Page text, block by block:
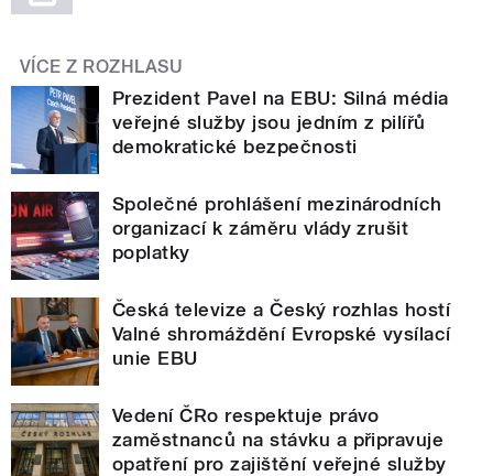
VÍCE Z ROZHLASU
Prezident Pavel na EBU: Silná média
veřejné služby jsou jedním z pilířů
demokratické bezpečnosti
Společné prohlášení mezinárodních
organizací k záměru vlády zrušit
poplatky
Česká televize a Český rozhlas hostí
Valné shromáždění Evropské vysílací
unie EBU
Vedení ČRo respektuje právo
zaměstnanců na stávku a připravuje
opatření pro zajištění veřejné služby